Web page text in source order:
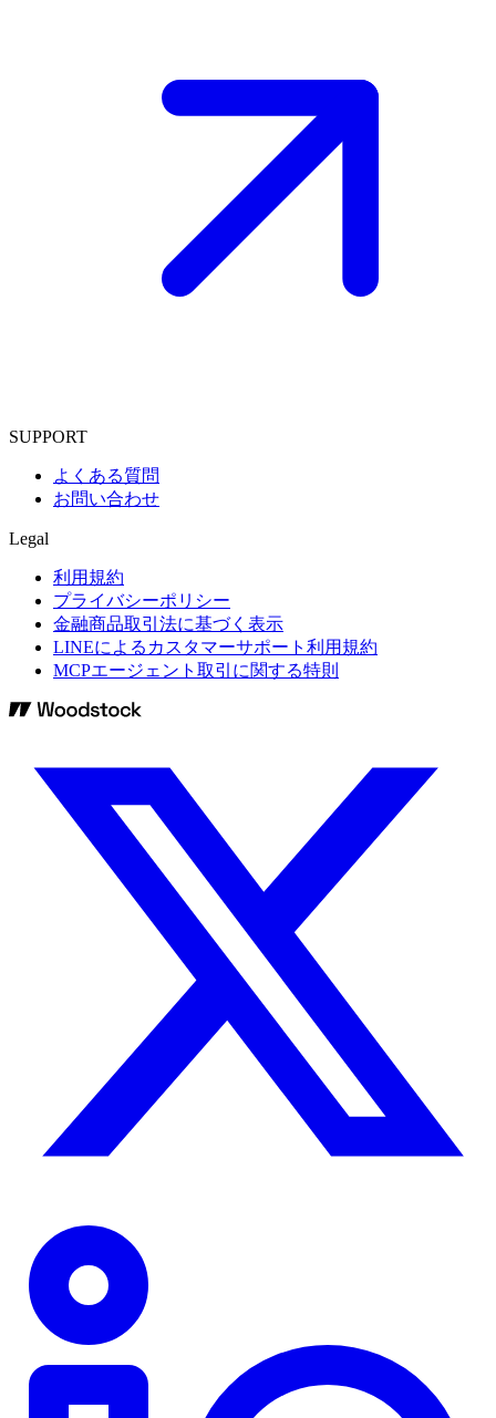
SUPPORT
よくある質問
お問い合わせ
Legal
利用規約
プライバシーポリシー
金融商品取引法に基づく表示
LINEによるカスタマーサポート利用規約
MCPエージェント取引に関する特則